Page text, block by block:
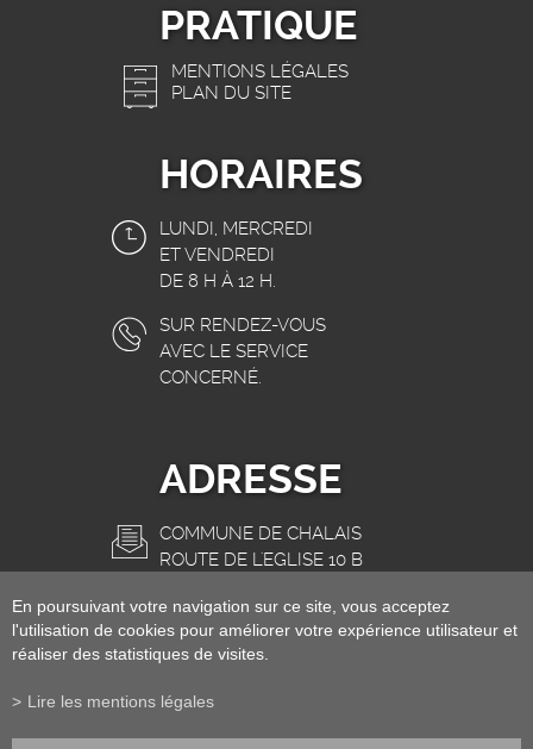
PRATIQUE
MENTIONS LÉGALES
PLAN DU SITE
HORAIRES
LUNDI, MERCREDI
ET VENDREDI
DE 8 H À 12 H.
SUR RENDEZ-VOUS
AVEC LE SERVICE
CONCERNÉ.
ADRESSE
COMMUNE DE CHALAIS
ROUTE DE L'EGLISE 10 B
INFO@CHALAIS.CH
En poursuivant votre navigation sur ce site, vous acceptez
l'utilisation de cookies pour améliorer votre expérience utilisateur et
réaliser des statistiques de visites.
Lire les mentions légales